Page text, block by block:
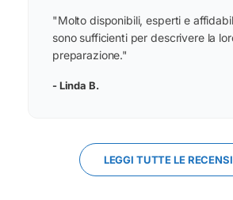
"Molto disponibili, esperti e
sono sufficienti per descrivere la
preparazione."
- Linda B.
LEGGI TUTTE LE